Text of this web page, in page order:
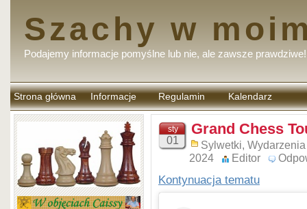
Szachy w
Podajemy informacje pomyślne lub nie, ale zawsze prawdziwe!
Strona główna Informacje Regulamin
komentarzy
Kalendarz
sty
01
Grand Chess
Sylwetki,
2024
Editor
Kontynuacja tematu